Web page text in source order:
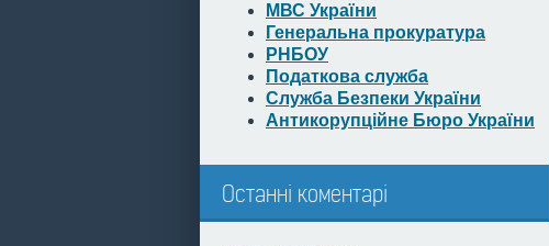
МВС України
Генеральна прокуратура
РНБОУ
Податкова служба
Служба Безпеки України
Антикорупційне Бюро України
Останні коментарі